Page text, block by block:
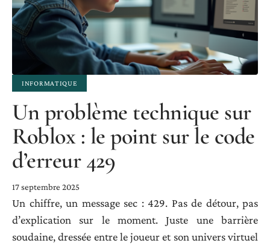
INFORMATIQUE
Un problème technique sur
Roblox : le point sur le code
d’erreur 429
17 septembre 2025
Un chiffre, un message sec : 429. Pas de détour, pas
d’explication sur le moment. Juste une barrière
soudaine, dressée entre le joueur et son univers virtuel